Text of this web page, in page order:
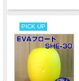
PICK UP